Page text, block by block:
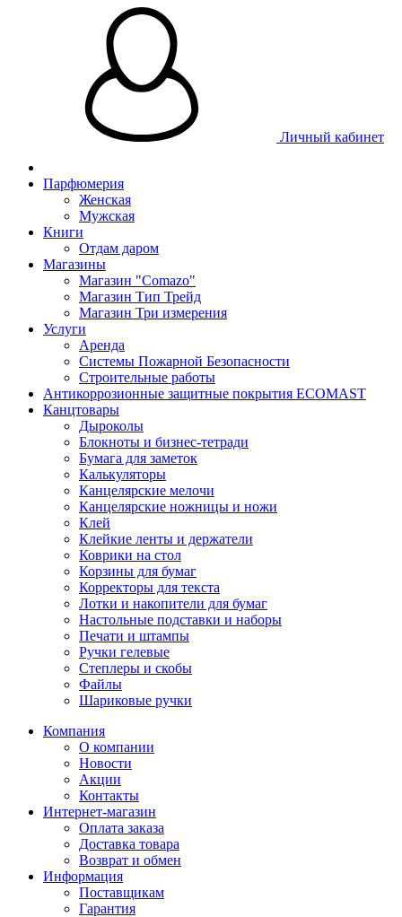
Личный кабинет
Парфюмерия
Женская
Мужская
Книги
Отдам даром
Магазины
Магазин "Comazo"
Магазин Тип Трейд
Магазин Три измерения
Услуги
Аренда
Системы Пожарной Безопасности
Строительные работы
Антикоррозионные защитные покрытия ECOMAST
Канцтовары
Дыроколы
Блокноты и бизнес-тетради
Бумага для заметок
Калькуляторы
Канцелярские мелочи
Канцелярские ножницы и ножи
Клей
Клейкие ленты и держатели
Коврики на стол
Корзины для бумаг
Корректоры для текста
Лотки и накопители для бумаг
Настольные подставки и наборы
Печати и штампы
Ручки гелевые
Степлеры и скобы
Файлы
Шариковые ручки
Компания
О компании
Новости
Акции
Контакты
Интернет-магазин
Оплата заказа
Доставка товара
Возврат и обмен
Информация
Поставщикам
Гарантия